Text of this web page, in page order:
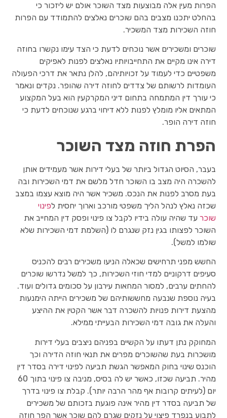
הפרות מעין אלה מבוצעות מצד השוכר אולם יש ליזכור כי
בהחלט יתכנו מצבים בהם שוכרים נאלצים להתמודד עם הפרות
חוזה השכירות מצד המשכיר.
שוכרים ומשכירים אשר נוכחים לדעת כי הצד עימו נקשרו בחוזה
דירה אינו מקיים את התחייבויותיו נאלצים לפנות לאפיקים
משפטיים כדי לעמוד על זכויותיהם, להלן נתאר את דרכי הפעולה
העומדות לרשותם של צדדים לחוזה דירה שהופר. נקדים ונאמר
כי עורך דין המתמחה בתחום דיני המקרקעין הוא בעל המקצוע
המתאים אליו מומלץ לפנות ללא דיחוי ברגע שנוכחים לדעת כי
חוזה דירה הופר.
הפרת חוזה מצד השוכר
בעבר, הסיוט הגדול ביותר של בעלי דירות אשר מעמידים אותן
להשכרה היה מצב בו השוכר חדל מלשם את דמי השכירות ובה
בעת מסרב לפנות את הנכס. משכיר אשר היה מוצא עצמו במצב
שכזה נאלץ לנהל הליך משפטי מורכב וארוך יחסית לפינוי
שוכר עד שהיה עולה בידיו לקבל צו פינוי ופסק דין המחייב את
השוכר לפצותו בגין נזק שנגרם לו (השלמת דמי השכירות שלא
שולמו למשל).
החשש מפני תרחישים שכאלה הניעו משכירים רבים להכניס
סעיפים דרקוניים למדי חוזי השכירות, כך למשל נדרשו שוכרים
להחתים ערבים, למסור המחאות עירבון על סכומים גדולים ועוד.
בעיה נוספת שנבעה מחששותיהם של משכירים הייתה הימנעות
מהצעת דירות פנויות להשכרה דבר אשר הקטין את ההיצע
והעלה את גובה דמי השכירות הבעייתי ממילא.
המחוקק נתן דעתו על הקשיים בפניהם ניצבים בעלי דירות
מושכרות בעת שהשוכרים מפרים את תנאי חוזה הדירה וכך
הוכנס שינוי בחוק המאפשר הגשת תביעה לפינוי דירה בסדר דין
מהיר. תביעה שכזו, כאשר יש לה בסיס, מניבה צו פינוי בתוך 60
יום (לעיתים קרובות אף מהר הרבה יותר). קבלת צו פינוי בדרך
של תביעה בסדר דין מהיר אינה פוגעת בזכותם של משכירים
לתבוע בנפרד פיצוי על נזקים שגרם להם שוכר אשר הפר חוזה